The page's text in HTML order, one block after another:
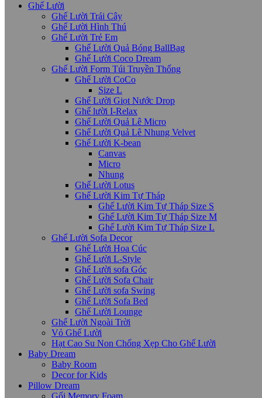
Ghế Lười
Ghế Lười Trái Cây
Ghế Lười Hình Thú
Ghế Lười Trẻ Em
Ghế Lười Quả Bóng BallBag
Ghế Lười Coco Dream
Ghế Lười Form Túi Truyền Thống
Ghế Lười CoCo
Size L
Ghế Lười Giọt Nước Drop
Ghế lười I-Relax
Ghế Lười Quả Lê Micro
Ghế Lười Quả Lê Nhung Velvet
Ghế Lười K-bean
Canvas
Micro
Nhung
Ghế Lười Lotus
Ghế Lười Kim Tự Tháp
Ghế Lười Kim Tự Tháp Size S
Ghế Lười Kim Tự Tháp Size M
Ghế Lười Kim Tự Tháp Size L
Ghế Lười Sofa Decor
Ghế Lười Hoa Cúc
Ghế Lười L-Style
Ghế Lười sofa Góc
Ghế Lười Sofa Chair
Ghế Lười sofa Swing
Ghế Lười Sofa Bed
Ghế Lười Lounge
Ghế Lười Ngoài Trời
Vỏ Ghế Lười
Hạt Cao Su Non Chống Xẹp Cho Ghế Lười
Baby Dream
Baby Room
Decor for Kids
Pillow Dream
Gối Memory Foam